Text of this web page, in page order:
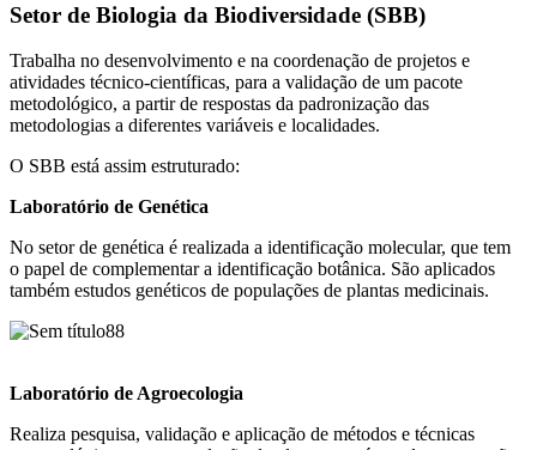
Setor de Biologia da Biodiversidade (SBB)
Trabalha no desenvolvimento e na coordenação de projetos e
atividades técnico-científicas, para a validação de um pacote
metodológico, a partir de respostas da padronização das
metodologias a diferentes variáveis e localidades.
O SBB está assim estruturado:
Laboratório de Genética
No setor de genética é realizada a identificação molecular, que tem
o papel de complementar a identificação botânica. São aplicados
também estudos genéticos de populações de plantas medicinais.
Laboratório de Agroecologia
Realiza pesquisa, validação e aplicação de métodos e técnicas